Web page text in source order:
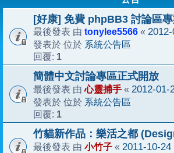
[好康] 免費 phpBB3 討論區
最後發表 由 tonylee5566 «
發表於 位於 系統公告區
回覆: 1
簡體中文討論專區正式開放
最後發表 由心靈捕手 « 2012-01-
發表於 位於 系統公告區
回覆: 1
竹貓新作品：樂活之都
最後發表 由 小竹子 « 2011-10-24